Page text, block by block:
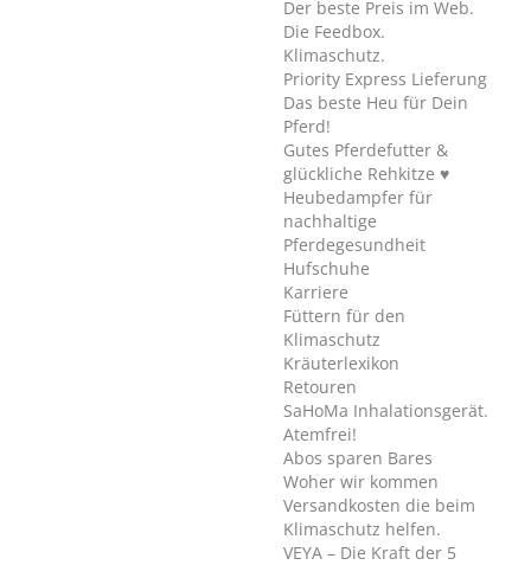
Der beste Preis im Web.
Die Feedbox.
Klimaschutz.
Priority Express Lieferung
Das beste Heu für Dein
Pferd!
Gutes Pferdefutter &
glückliche Rehkitze ♥
Heubedampfer für
nachhaltige
Pferdegesundheit
Hufschuhe
Karriere
Füttern für den
Klimaschutz
Kräuterlexikon
Retouren
SaHoMa Inhalationsgerät.
Atemfrei!
Abos sparen Bares
Woher wir kommen
Versandkosten die beim
Klimaschutz helfen.
VEYA – Die Kraft der 5